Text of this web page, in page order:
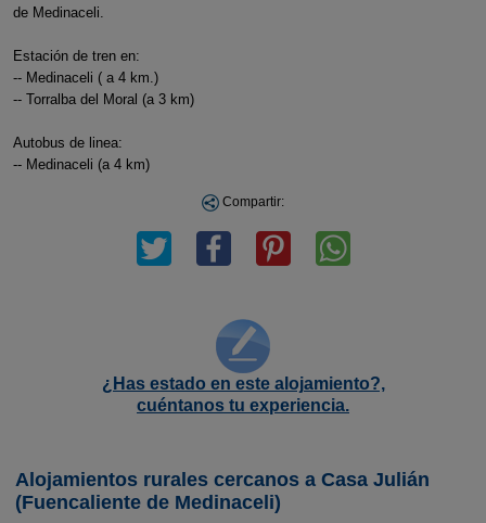
de Medinaceli.
Estación de tren en:
-- Medinaceli ( a 4 km.)
-- Torralba del Moral (a 3 km)
Autobus de linea:
-- Medinaceli (a 4 km)
Compartir:
¿Has estado en este alojamiento?,
cuéntanos tu experiencia.
Alojamientos rurales cercanos a Casa Julián
(Fuencaliente de Medinaceli)